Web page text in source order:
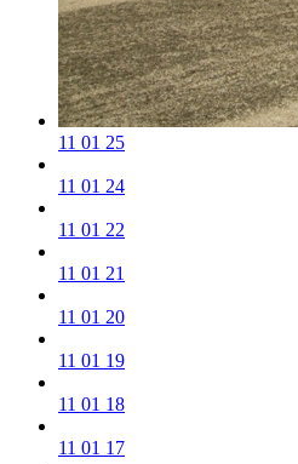
11 01 25
11 01 24
11 01 22
11 01 21
11 01 20
11 01 19
11 01 18
11 01 17